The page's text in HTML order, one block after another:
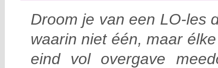
Droom je van een LO-les
waarin niet één, maar
eind vol overgave